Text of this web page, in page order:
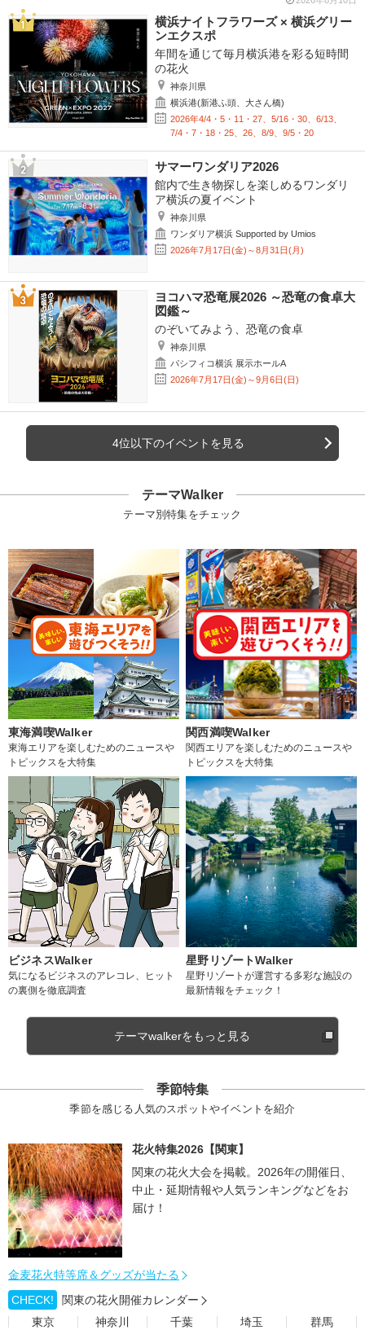
横浜ナイトフラワーズ × 横浜グリー
ンエクスポ
年間を通じて毎月横浜港を彩る短時間
の花火
神奈川県
横浜港(新港ふ頭、大さん橋)
2026年4/4・5・11・27、5/16・30、6/13、
7/4・7・18・25、26、8/9、9/5・20
サマーワンダリア2026
館内で生き物探しを楽しめるワンダリ
ア横浜の夏イベント
神奈川県
ワンダリア横浜 Supported by Umios
2026年7月17日(金)～8月31日(月)
ヨコハマ恐竜展2026 ～恐竜の食卓大
図鑑～
のぞいてみよう、恐竜の食卓
神奈川県
パシフィコ横浜 展示ホールA
2026年7月17日(金)～9月6日(日)
4位以下のイベントを見る
テーマWalker
テーマ別特集をチェック
東海満喫Walker
東海エリアを楽しむためのニュースや
トピックスを大特集
関西満喫Walker
関西エリアを楽しむためのニュースや
トピックスを大特集
ビジネスWalker
気になるビジネスのアレコレ、ヒット
の裏側を徹底調査
星野リゾートWalker
星野リゾートが運営する多彩な施設の
最新情報をチェック！
テーマwalkerをもっと見る
季節特集
季節を感じる人気のスポットやイベントを紹介
花火特集2026【関東】
関東の花火大会を掲載。2026年の開催日、
中止・延期情報や人気ランキングなどをお
届け！
金麦花火特等席＆グッズが当たる
CHECK!
関東の花火開催カレンダー
東京
神奈川 千葉 埼玉
群馬